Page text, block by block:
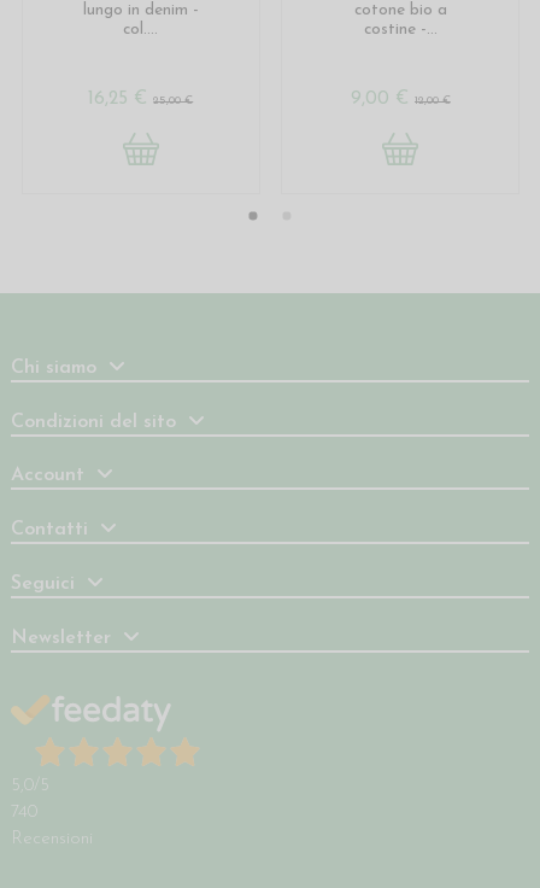
lungo in denim -
col....
16,25 €25,00 €
cotone bio a
costine -...
9,00 € 12,00 €
Chi siamo
Condizioni del sito
Account
Contatti
Seguici
Newsletter
5,0 /5
740
Recensioni